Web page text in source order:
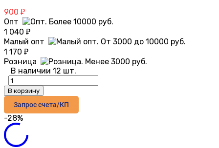
900 ₽
Опт
1 040 ₽
Малый опт
1 170 ₽
Розница
В наличии 12 шт.
В корзину
Запрос счета/КП
-28%